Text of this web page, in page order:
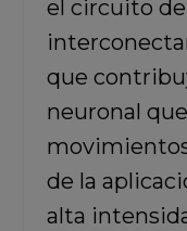
el circuito de
que
neuronal
de la
alta